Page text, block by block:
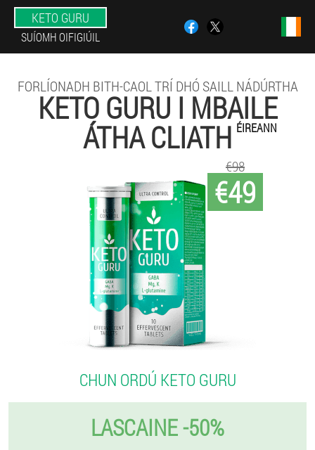
KETO GURU
SUÍOMH OIFIGIÚIL
FORLÍONADH BITH-CAOL TRÍ DHÓ SAILL NÁDÚRTHA
KETO GURU I MBAILE
ÁTHA CLIATH ÉIREANN
€49
€98
CHUN ORDÚ KETO GURU
LASCAINE -50%